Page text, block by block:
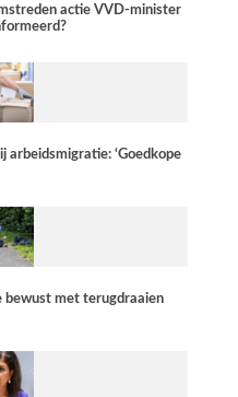
actie VVD-minister
arbeidsmigratie: ‘Goedkope
bewust met terugdraaien